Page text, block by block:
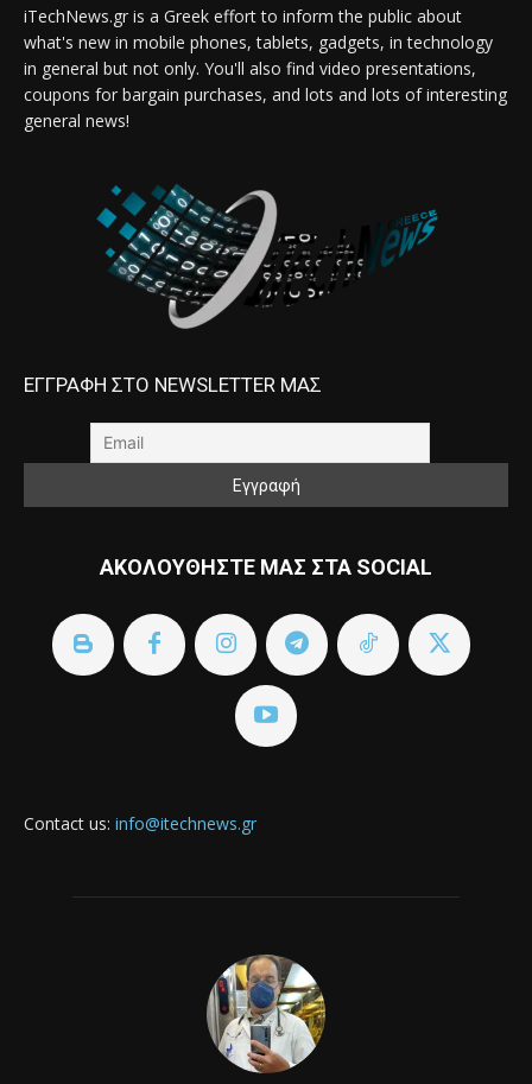
iTechNews.gr is a Greek effort to inform the public about
what's new in mobile phones, tablets, gadgets, in technology
in general but not only. You'll also find video presentations,
coupons for bargain purchases, and lots and lots of interesting
general news!
ΕΓΓΡΑΦΗ ΣΤΟ NEWSLETTER ΜΑΣ
ΑΚΟΛΟΥΘΗΣΤΕ ΜΑΣ ΣΤΑ SOCIAL
Contact us: info@itechnews.gr